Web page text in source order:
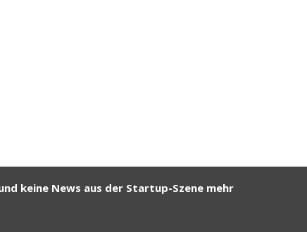
keine News aus der Startup-Szene mehr